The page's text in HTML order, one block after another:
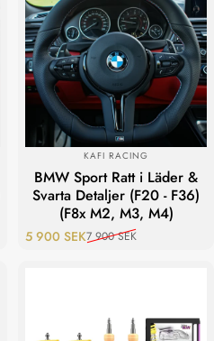
LEVERANTÖR:
KAFI RACING
BMW Sport Ratt i Läder &
Svarta Detaljer (F20 - F36)
(F8x M2, M3, M4)
Reapris
5 900 SEK
Ordinarie pris7 900 SEK